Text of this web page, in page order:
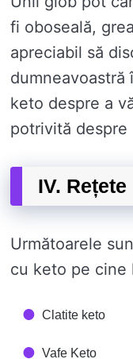
fi oboseală,
apreciabil să
dumneavoastră
keto despre a
potrivită despre
IV.
Următoarele
cu keto pe cine
Clatite keto
Vafe Keto